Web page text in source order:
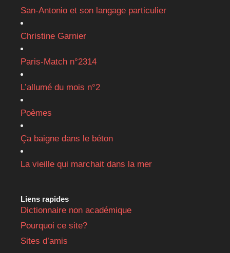
San-Antonio et son langage particulier
Christine Garnier
Paris-Match n°2314
L’allumé du mois n°2
Poèmes
Ça baigne dans le béton
La vieille qui marchait dans la mer
Liens rapides
Dictionnaire non académique
Pourquoi ce site?
Sites d’amis